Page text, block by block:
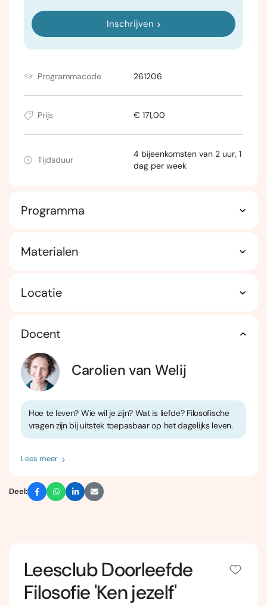
Leesclub Doorleefde
Filosofie 'Ken jezelf'
Inschrijven
Programmacode 261206
Prijs € 171,00
Tijdsduur
4 bijeenkomsten van 2 uur, 1
dag per week
Programma
Materialen
Locatie
Docent
Carolien van Welij
Hoe te leven? Wie wil je zijn? Wat is liefde? Filosofische
vragen zijn bij uitstek toepasbaar op het dagelijks leven.
Lees meer
Deel: